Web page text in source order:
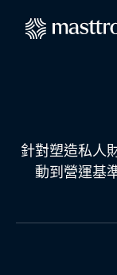
針對塑造私人
動到營運基